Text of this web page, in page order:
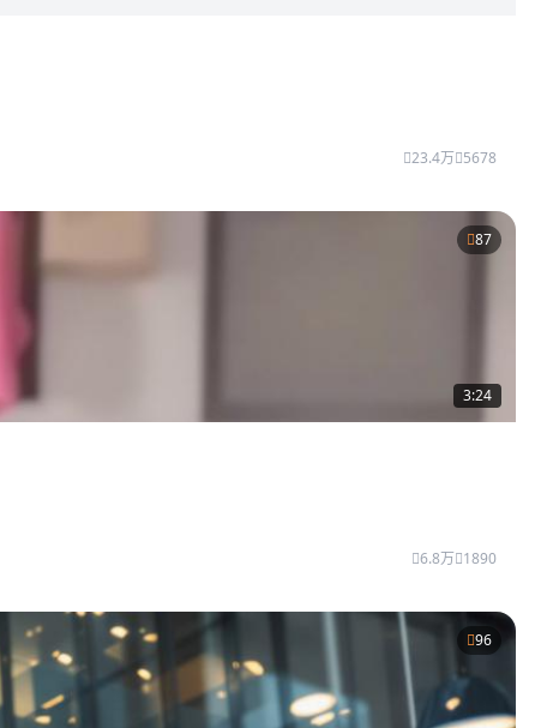
23.4万 5678
87
3:24
6.8万 1890
96